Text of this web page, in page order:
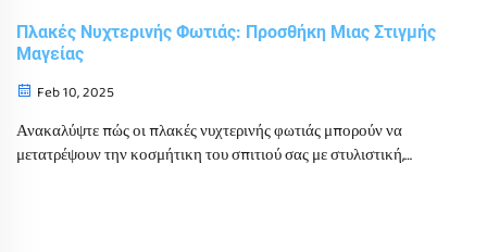
Πλακές Νυχτερινής Φωτιάς: Προσθήκη Μιας Στιγμής
Μαγείας
Feb 10, 2025
Ανακαλύψτε πώς οι πλακές νυχτερινής φωτιάς μπορούν να
μετατρέψουν την κοσμήτικη του σπιτιού σας με στυλιστική,